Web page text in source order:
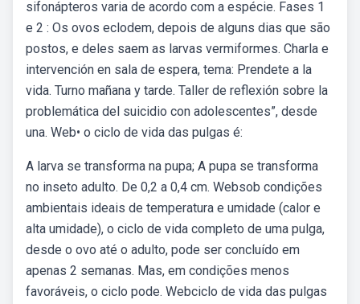
sifonápteros varia de acordo com a espécie. Fases 1
e 2 : Os ovos eclodem, depois de alguns dias que são
postos, e deles saem as larvas vermiformes. Charla e
intervención en sala de espera, tema: Prendete a la
vida. Turno mañana y tarde. Taller de reflexión sobre la
problemática del suicidio con adolescentes”, desde
una. Web• o ciclo de vida das pulgas é:
A larva se transforma na pupa; A pupa se transforma
no inseto adulto. De 0,2 a 0,4 cm. Websob condições
ambientais ideais de temperatura e umidade (calor e
alta umidade), o ciclo de vida completo de uma pulga,
desde o ovo até o adulto, pode ser concluído em
apenas 2 semanas. Mas, em condições menos
favoráveis, o ciclo pode. Webciclo de vida das pulgas